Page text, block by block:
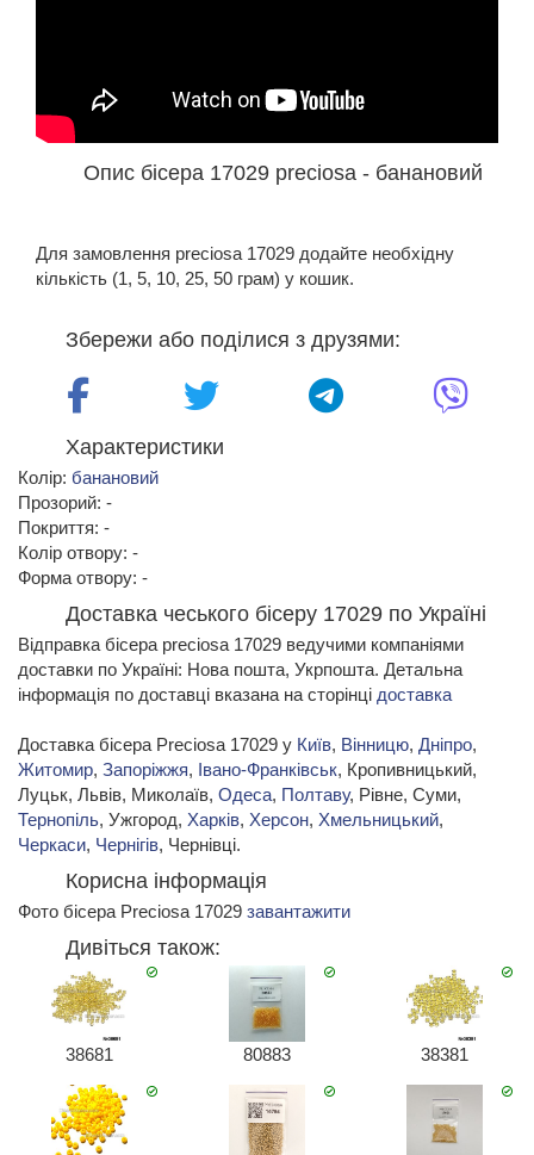
Опис бісера 17029 preciosa - банановий
Для замовлення preciosa 17029 додайте необхідну
кількість (1, 5, 10, 25, 50 грам) у кошик.
Збережи або поділися з друзями:
Характеристики
Колір: банановий
Прозорий: -
Покриття: -
Колір отвору: -
Форма отвору: -
Доставка чеського бісеру 17029 по Україні
Відправка бісера preciosa 17029 ведучими компаніями
доставки по Україні: Нова пошта, Укрпошта. Детальна
інформація по доставці вказана на сторінці доставка
Доставка бісера Preciosa 17029 у Київ, Вінницю, Дніпро,
Житомир, Запоріжжя, Івано-Франківськ, Кропивницький,
Луцьк, Львів, Миколаїв, Одеса, Полтаву, Рівне, Суми,
Тернопіль, Ужгород, Харків, Херсон, Хмельницький,
Черкаси, Чернігів, Чернівці.
Корисна інформація
Фото бісера Preciosa 17029 завантажити
Дивіться також:
38681 80883 38381